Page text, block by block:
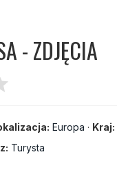
- ZDJĘCIA
Europa · Kraj:
Turysta